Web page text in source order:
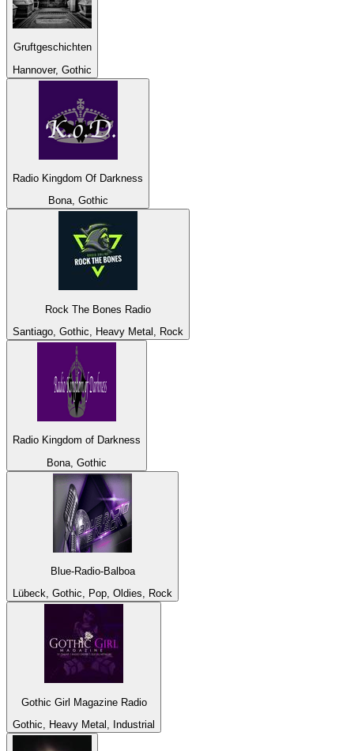
Gruftgeschichten
Hannover, Gothic
Radio Kingdom Of Darkness
Bona, Gothic
Rock The Bones Radio
Santiago, Gothic, Heavy Metal, Rock
Radio Kingdom of Darkness
Bona, Gothic
Blue-Radio-Balboa
Lübeck, Gothic, Pop, Oldies, Rock
Gothic Girl Magazine Radio
Gothic, Heavy Metal, Industrial